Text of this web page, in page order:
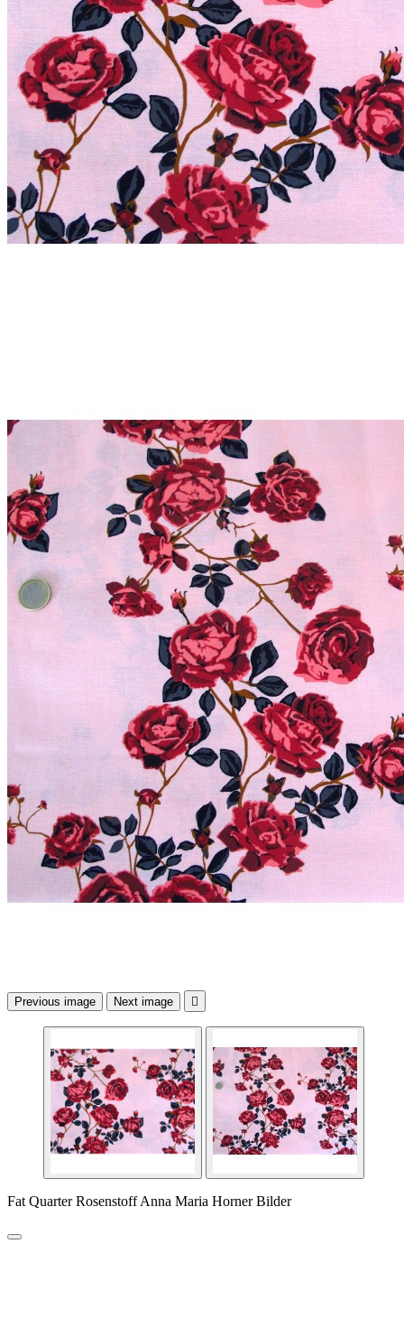
Previous image Next image 
Fat Quarter Rosenstoff Anna Maria Horner Bilder